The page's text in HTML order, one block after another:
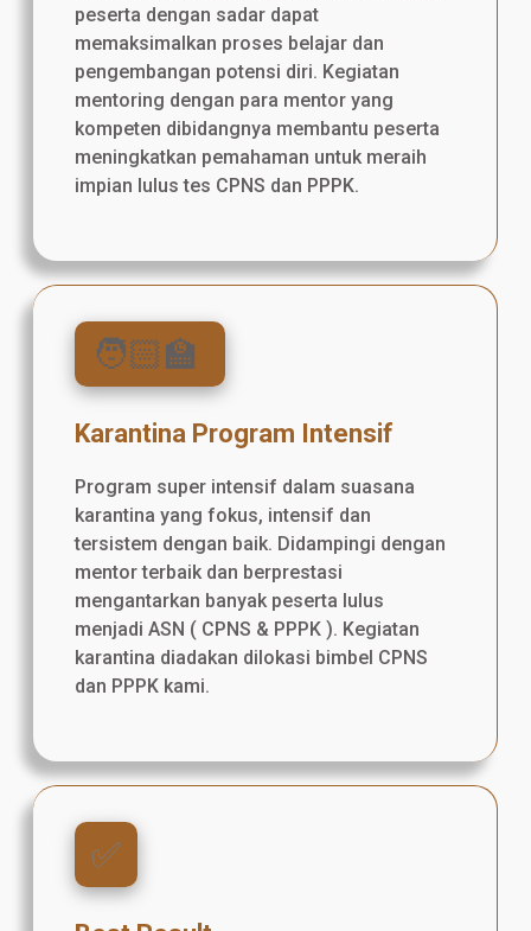
peserta dengan sadar dapat
memaksimalkan proses belajar dan
pengembangan potensi diri. Kegiatan
mentoring dengan para mentor yang
kompeten dibidangnya membantu peserta
meningkatkan pemahaman untuk meraih
impian lulus tes CPNS dan PPPK.
🧑🏻‍🏫
Karantina Program Intensif
Program super intensif dalam suasana
karantina yang fokus, intensif dan
tersistem dengan baik. Didampingi dengan
mentor terbaik dan berprestasi
mengantarkan banyak peserta lulus
menjadi ASN ( CPNS & PPPK ). Kegiatan
karantina diadakan dilokasi bimbel CPNS
dan PPPK kami.
✅️